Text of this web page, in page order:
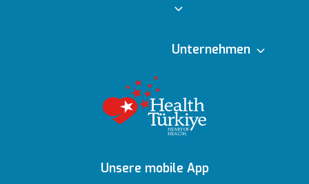
Ärzte
Gesundheitsratgeber
Medizinische
Technologien
wichtig
Unternehmen
Richtlinien
Unsere mobile App